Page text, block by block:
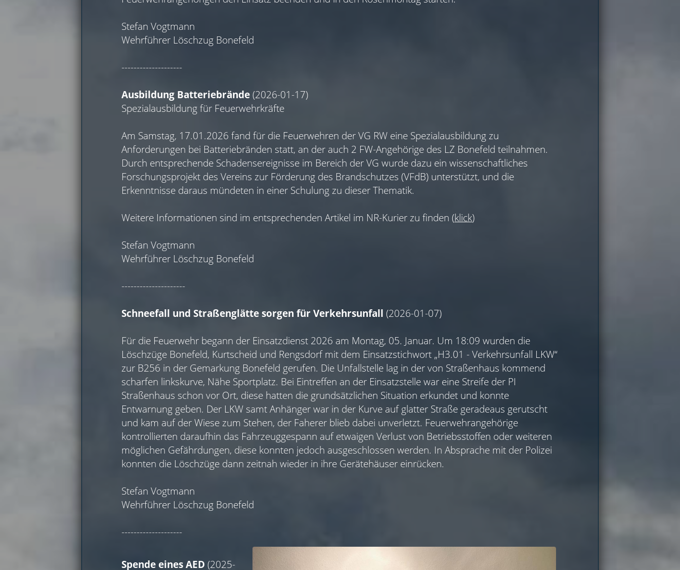
Stefan Vogtmann
Wehrführer Löschzug Bonefeld
--------------------
Ausbildung Batteriebrände(2026-01-17)
Spezialausbildung für Feuerwehrkräfte
Am Samstag, 17.01.2026 fand für die Feuerwehren der VG RW eine Spezialausbildung zu
Anforderungen bei Batteriebränden statt, an der auch 2 FW-Angehörige des LZ Bonefeld teilnahmen.
Durch entsprechende Schadensereignisse im Bereich der VG wurde dazu ein wissenschaftliches
Forschungsprojekt des Vereins zur Förderung des Brandschutzes (VFdB) unterstützt, und die
Erkenntnisse daraus mündeten in einer Schulung zu dieser Thematik.
Weitere Informationen sind im entsprechenden Artikel im NR-Kurier zu finden (klick)
Stefan Vogtmann
Wehrführer Löschzug Bonefeld
---------------------
Schneefall und Straßenglätte sorgen für Verkehrsunfall (2026-01-07)
Für die Feuerwehr begann der Einsatzdienst 2026 am Montag, 05. Januar. Um 18:09 wurden die
Löschzüge Bonefeld, Kurtscheid und Rengsdorf mit dem Einsatzstichwort „H3.01 - Verkehrsunfall LKW“
zur B256 in der Gemarkung Bonefeld gerufen. Die Unfallstelle lag in der von Straßenhaus kommend
scharfen linkskurve, Nähe Sportplatz. Bei Eintreffen an der Einsatzstelle war eine Streife der PI
Straßenhaus schon vor Ort, diese hatten die grundsätzlichen Situation erkundet und konnte
Entwarnung geben. Der LKW samt Anhänger war in der Kurve auf glatter Straße geradeaus gerutscht
und kam auf der Wiese zum Stehen, der Faherer blieb dabei unverletzt. Feuerwehrangehörige
kontrollierten daraufhin das Fahrzeuggespann auf etwaigen Verlust von Betriebsstoffen oder weiteren
möglichen Gefährdungen, diese konnten jedoch ausgeschlossen werden. In Absprache mit der Polizei
konnten die Löschzüge dann zeitnah wieder in ihre Gerätehäuser einrücken.
Stefan Vogtmann
Wehrführer Löschzug Bonefeld
--------------------
Spende eines AED (2025-